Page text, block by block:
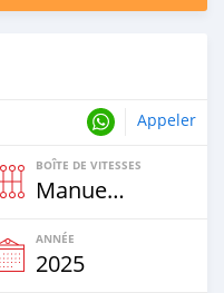
Appeler
BOÎTE DE VITESSES
Manuelle
ANNÉE
2025